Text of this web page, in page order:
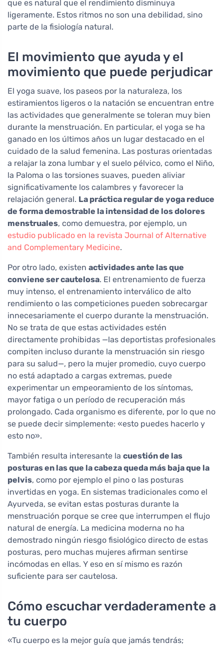
que es natural que el rendimiento disminuya
ligeramente. Estos ritmos no son una debilidad, sino
parte de la fisiología natural.
El movimiento que ayuda y el
movimiento que puede perjudicar
El yoga suave, los paseos por la naturaleza, los
estiramientos ligeros o la natación se encuentran entre
las actividades que generalmente se toleran muy bien
durante la menstruación. En particular, el yoga se ha
ganado en los últimos años un lugar destacado en el
cuidado de la salud femenina. Las posturas orientadas
a relajar la zona lumbar y el suelo pélvico, como el Niño,
la Paloma o las torsiones suaves, pueden aliviar
significativamente los calambres y favorecer la
relajación general. La práctica regular de yoga reduce
de forma demostrable la intensidad de los dolores
menstruales, como demuestra, por ejemplo, un
estudio publicado en la revista Journal of Alternative
and Complementary Medicine.
Por otro lado, existen actividades ante las que
conviene ser cautelosa. El entrenamiento de fuerza
muy intenso, el entrenamiento interválico de alto
rendimiento o las competiciones pueden sobrecargar
innecesariamente el cuerpo durante la menstruación.
No se trata de que estas actividades estén
directamente prohibidas —las deportistas profesionales
compiten incluso durante la menstruación sin riesgo
para su salud—, pero la mujer promedio, cuyo cuerpo
no está adaptado a cargas extremas, puede
experimentar un empeoramiento de los síntomas,
mayor fatiga o un período de recuperación más
prolongado. Cada organismo es diferente, por lo que no
se puede decir simplemente: «esto puedes hacerlo y
esto no».
También resulta interesante la cuestión de las
posturas en las que la cabeza queda más baja que la
pelvis, como por ejemplo el pino o las posturas
invertidas en yoga. En sistemas tradicionales como el
Ayurveda, se evitan estas posturas durante la
menstruación porque se cree que interrumpen el flujo
natural de energía. La medicina moderna no ha
demostrado ningún riesgo fisiológico directo de estas
posturas, pero muchas mujeres afirman sentirse
incómodas en ellas. Y eso en sí mismo es razón
suficiente para ser cautelosa.
Cómo escuchar verdaderamente a
tu cuerpo
«Tu cuerpo es la mejor guía que jamás tendrás;